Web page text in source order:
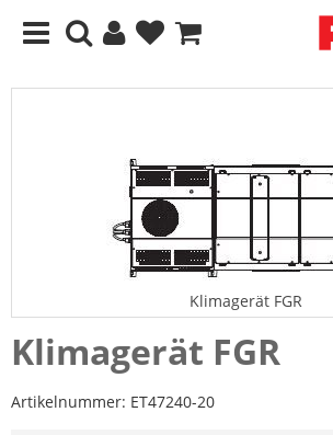
Klimagerät FGR
Klimagerät FGR
Artikelnummer: ET47240-20